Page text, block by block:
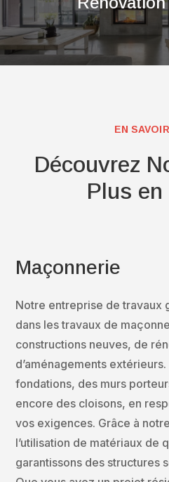
EN
Découvrez
Plus en
Maçonnerie
Notre entreprise de travaux
dans les travaux de
constructions neuves, de
d’aménagements
fondations, des murs
encore des cloisons, en
vos exigences. Grâce à
l’utilisation de matériaux de
garantissons des structures